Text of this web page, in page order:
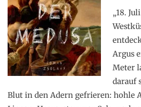
„18.
Argus
Meter
darauf
Blut in den Adern gefrieren: hohle